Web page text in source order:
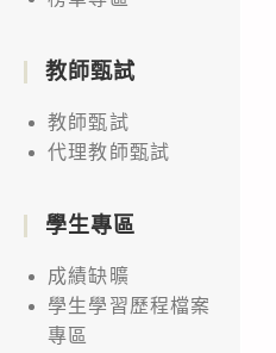
教師甄試
教師甄試
代理教師甄試
學生專區
成績缺曠
學生學習歷程檔案
專區